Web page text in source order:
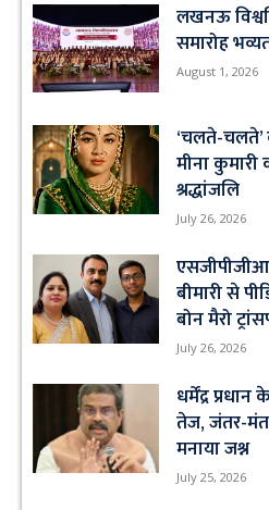
लखनऊ
समारोह
August 1, 2026
‘चलते-चलते’
मीना
श्रद्धांजलि
July 26, 2026
बीमारी से
बोन मैरो
July 26, 2026
धर्मेंद्र
तेज, जंतर-
मनाया जश्न
July 25, 2026